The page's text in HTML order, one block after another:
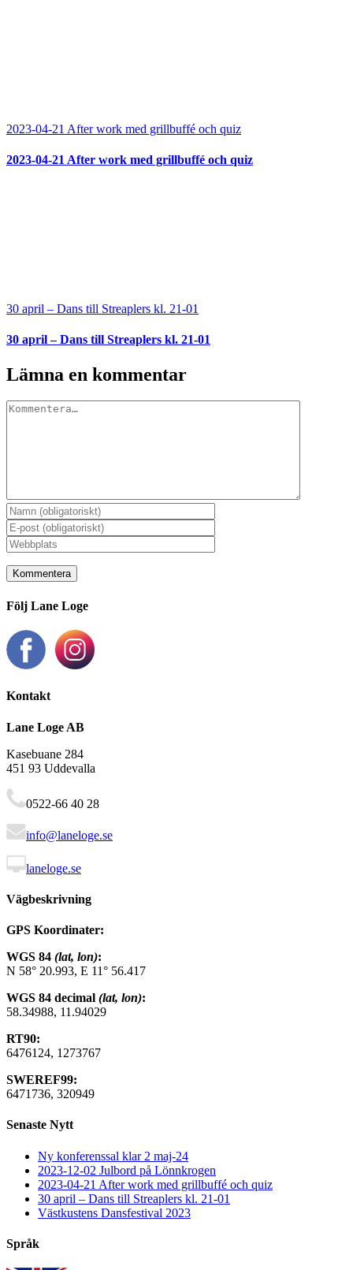
2023-04-21 After work med grillbuffé och quiz
2023-04-21 After work med grillbuffé och quiz
30 april – Dans till Streaplers kl. 21-01
30 april – Dans till Streaplers kl. 21-01
Lämna en kommentar
Kommentar
Följ Lane Loge
Kontakt
Lane Loge AB
Kasebuane 284
451 93 Uddevalla
0522-66 40 28
info@laneloge.se
laneloge.se
Vägbeskrivning
GPS Koordinater:
WGS 84 (lat, lon):
N 58° 20.993, E 11° 56.417
WGS 84 decimal (lat, lon):
58.34988, 11.94029
RT90:
6476124, 1273767
SWEREF99:
6471736, 320949
Senaste Nytt
Ny konferenssal klar 2 maj-24
2023-12-02 Julbord på Lönnkrogen
2023-04-21 After work med grillbuffé och quiz
30 april – Dans till Streaplers kl. 21-01
Västkustens Dansfestival 2023
Språk